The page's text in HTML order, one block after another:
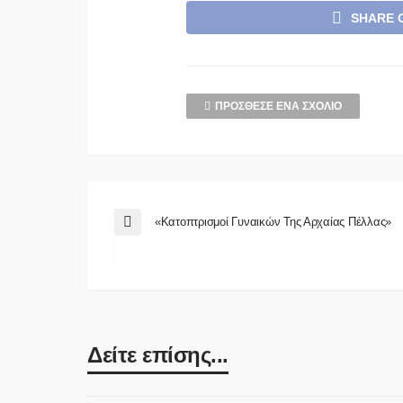
SHARE
ΠΡΌΣΘΕΣΕ ΈΝΑ ΣΧΌΛΙΟ
«Κατοπτρισμοί Γυναικών Της Αρχαίας Πέλλας»
Δείτε επίσης...